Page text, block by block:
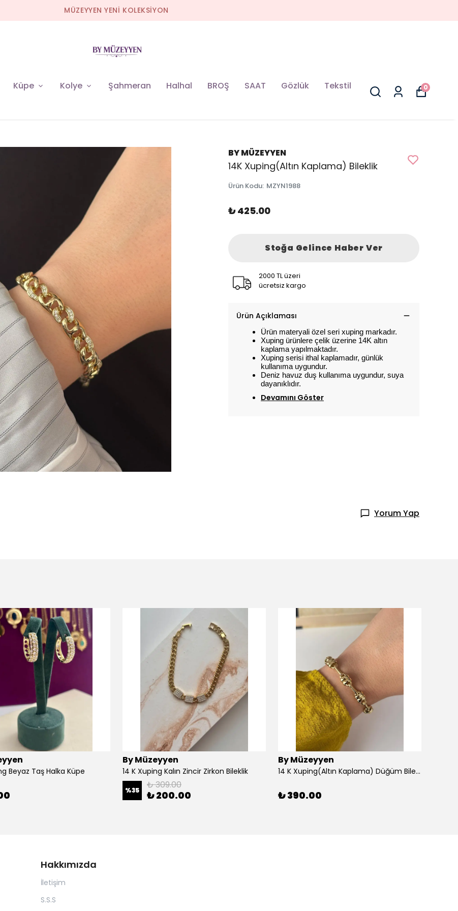
MÜZEYYEN YENİ KOLEKSİYON
Küpe Kolye Şahmeran Halhal BROŞ SAAT Gözlük Tekstil 0
BY MÜZEYYEN
14K Xuping(Altın Kaplama) Bileklik
Ürün Kodu: MZYN1988
₺ 425.00
Stoğa Gelince Haber Ver
2000 TL üzeri
ücretsiz kargo
Ürün Açıklaması
Ürün materyali özel seri xuping markadır.
Xuping ürünlere çelik üzerine 14K altın
kaplama yapılmaktadır.
Xuping serisi ithal kaplamadır, günlük
kullanıma uygundur.
Deniz havuz duş kullanıma uygundur, suya
dayanıklıdır.
Devamını Göster
Yorum Yap
Beyaz Taş Halka Küpe
By Müzeyyen
14 K Xuping Kalın Zincir Zirkon Bileklik
%35 ₺ 309.00
₺ 200.00
By Müzeyyen
14 K Xuping(Altın Kaplama) Düğüm Bileklik
₺ 390.00
Hakkımızda
İletişim
S.S.S